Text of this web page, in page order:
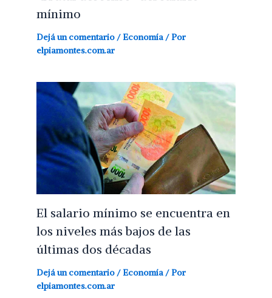
mínimo
Dejá un comentario / Economía / Por
elpiamontes.com.ar
El salario mínimo se encuentra en
los niveles más bajos de las
últimas dos décadas
Dejá un comentario / Economía / Por
elpiamontes.com.ar